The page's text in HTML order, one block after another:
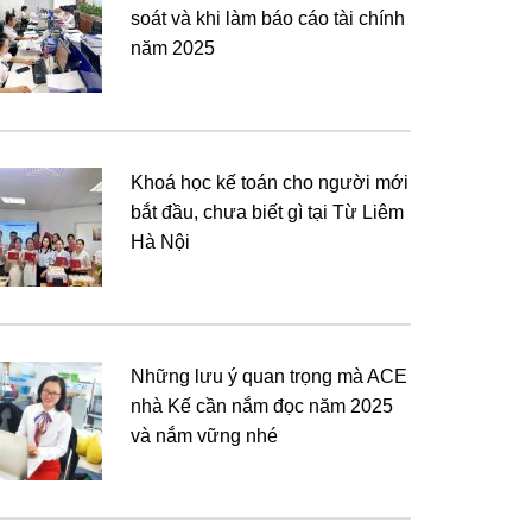
soát và khi làm báo cáo tài chính
năm 2025
Khoá học kế toán cho người mới
bắt đầu, chưa biết gì tại Từ Liêm
Hà Nội
Những lưu ý quan trọng mà ACE
nhà Kế cần nắm đọc năm 2025
và nắm vững nhé